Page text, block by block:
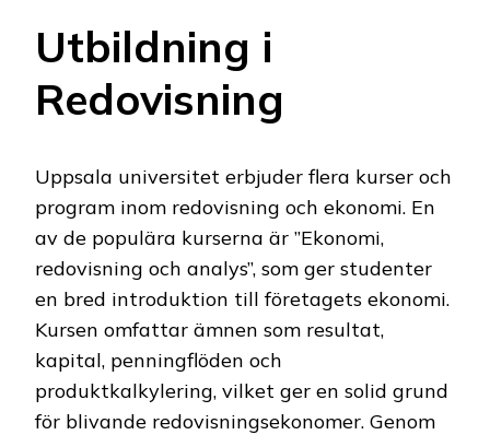
Utbildning i
Redovisning
Uppsala universitet erbjuder flera kurser och
program inom redovisning och ekonomi. En
av de populära kurserna är ”Ekonomi,
redovisning och analys”, som ger studenter
en bred introduktion till företagets ekonomi.
Kursen omfattar ämnen som resultat,
kapital, penningflöden och
produktkalkylering, vilket ger en solid grund
för blivande redovisningsekonomer. Genom